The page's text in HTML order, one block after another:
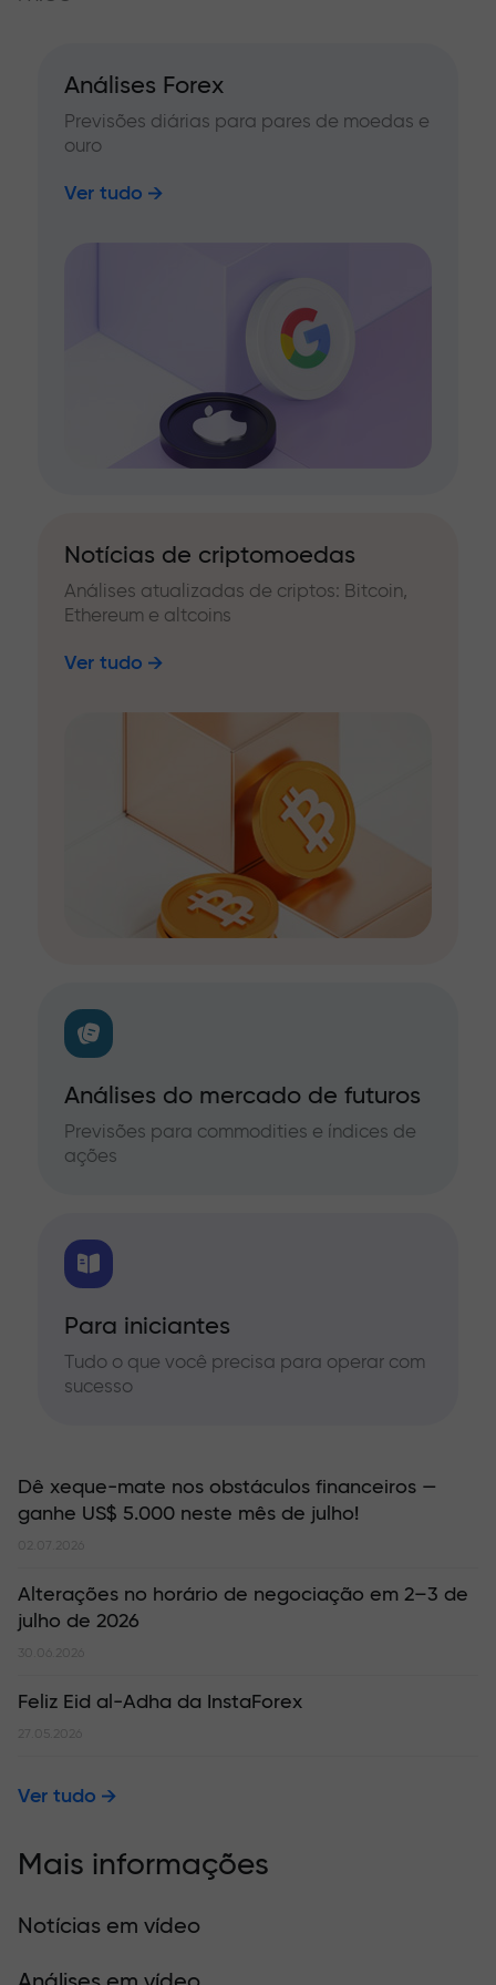
Análises Forex
Previsões diárias para pares de moedas e
ouro
Ver tudo
Notícias de criptomoedas
Análises atualizadas de criptos: Bitcoin,
Ethereum e altcoins
Ver tudo
Análises do mercado de futuros
Previsões para commodities e índices de
ações
Para iniciantes
Tudo o que você precisa para operar com
sucesso
Dê xeque-mate nos obstáculos financeiros —
ganhe US$ 5.000 neste mês de julho!
02.07.2026
Alterações no horário de negociação em 2–3 de
julho de 2026
30.06.2026
Feliz Eid al-Adha da InstaForex
27.05.2026
Ver tudo
Mais informações
Notícias em vídeo